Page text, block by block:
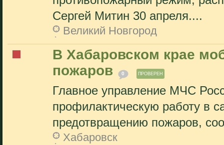
Сергей Митин 30 апреля....
Великий Новгород
В Хабаровском крае
пожаров
0 ПРОВЕРЕН
Главное управление МЧС
профилактическую работу в
предотвращению пожаров,
Хабаровск